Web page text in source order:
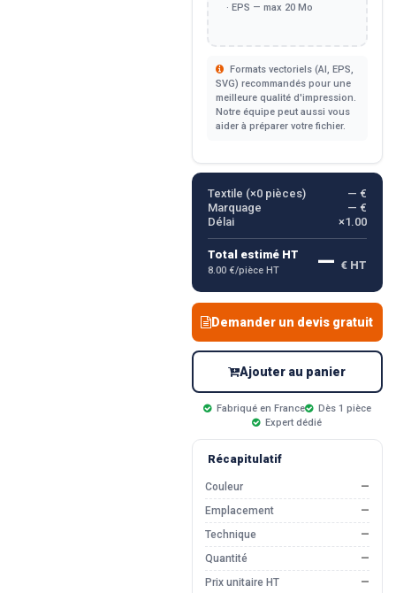
· EPS — max 20 Mo
Formats vectoriels (AI, EPS,
SVG) recommandés pour une
meilleure qualité d'impression.
Notre équipe peut aussi vous
aider à préparer votre fichier.
Textile (×0pièces)
— €
Marquage
— €
Délai
×1.00
Total estimé HT
8.00 €/pièce HT — € HT
Demander un devis gratuit
Ajouter au panier
Fabriqué en France
Dès 1 pièce
Expert dédié
Récapitulatif
Couleur
—
Emplacement
—
Technique
—
Quantité
—
Prix unitaire HT
—